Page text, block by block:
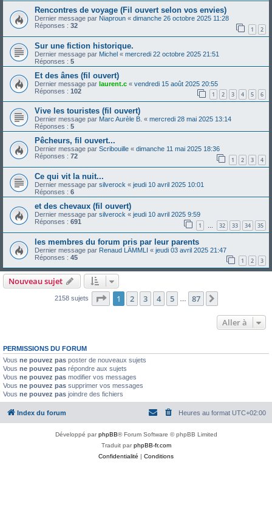
Rencontres de voyage (Fil ouvert selon vos envies)
Dernier message par Niaproun « dimanche 26 octobre 2025 11:28
Réponses : 32 1 2
Sur une fiction historique.
Dernier message par Michel « mercredi 22 octobre 2025 21:51
Réponses : 5
Et des ânes (fil ouvert)
Dernier message par laurent.c « vendredi 15 août 2025 20:55
Réponses : 102 1 2 3 4 5 6
Vive les touristes (fil ouvert)
Dernier message par Marc Aurèle B. « mercredi 28 mai 2025 13:14
Réponses : 5
Pêcheurs, fil ouvert...
Dernier message par Scribouille « dimanche 11 mai 2025 18:36
Réponses : 72 1 2 3 4
Ce qui vit la nuit...
Dernier message par silverock « jeudi 10 avril 2025 10:01
Réponses : 6
et des chevaux (fil ouvert)
Dernier message par silverock « jeudi 10 avril 2025 9:59
Réponses : 691 1 32 33 34 35
les membres du forum pris par leur parents
Dernier message par Renaud LÄMMLI « jeudi 03 avril 2025 21:47
Réponses : 45 1 2 3
Nouveau sujet
2158 sujets Page 1sur87
1 2 3 4 5 87
Aller à
PERMISSIONS DU FORUM
Vous ne pouvez pas poster de nouveaux sujets
Vous ne pouvez pas répondre aux sujets
Vous ne pouvez pas modifier vos messages
Vous ne pouvez pas supprimer vos messages
Vous ne pouvez pas joindre des fichiers
Index du forum Heures au format UTC+02:00
Développé parphpBB® Forum Software © phpBB Limited
Traduit parphpBB-fr.com
Confidentialité | Conditions